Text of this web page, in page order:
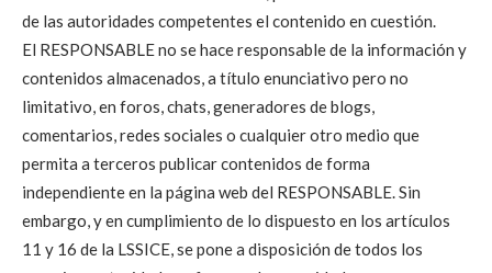
de las autoridades competentes el contenido en cuestión.
El RESPONSABLE no se hace responsable de la información y
contenidos almacenados, a título enunciativo pero no
limitativo, en foros, chats, generadores de blogs,
comentarios, redes sociales o cualquier otro medio que
permita a terceros publicar contenidos de forma
independiente en la página web del RESPONSABLE. Sin
embargo, y en cumplimiento de lo dispuesto en los artículos
11 y 16 de la LSSICE, se pone a disposición de todos los